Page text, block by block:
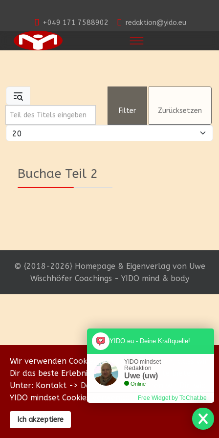
+049 171 7588902 redaktion@yido.eu
Teil des Titels eingeben
Filter Zurücksetzen
Anzeige #
Buchae Teil 2
© {2018-2026} Homepage & Eigenverlag von Uwe
Wischhöfer Coachings - YIDO mind & body
Wir verwenden Cookies, um sicherzustellen, dass wir
Dir das beste Erlebnis auf unserer Website bieten.
Unter: Kontakt -> Datenschutz erklären wir Dir, wie
YIDO mindset Cookies verwendet.
Ich akzeptiere
YIDO.eu - Deine Kraftquelle!
YIDO mindset
Redaktion
Uwe (uw)
Online
Free Widget by ToChat.be